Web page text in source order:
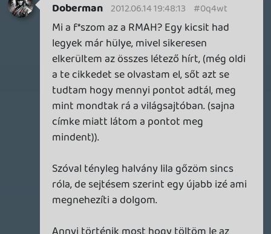
gyanús, ha a világ másik feléről lépnek be
Doberman 2012.06.13 20:06:53
2012.06.13 20:10:37 #0q4wm
Viszont ők nem látnak a fejedbe. Én speciel
hálás lettem volna a Microsoft-nak, ha
ideiglenesen letiltotta volna az Xbox Live
hozzáférésemet, amikor máshonnan
léptek be a fiókomba és levásárolták a
Nem buksz el semmit, ha korrektül tudod
igazolni magad.
Doberman 2012.06.13 20:00:23